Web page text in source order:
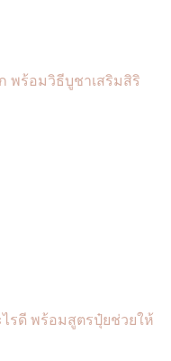
พร้อมวิธีบูชาเสริมสิริ
รดี พร้อมสูตรปุ๋ยช่วยให้